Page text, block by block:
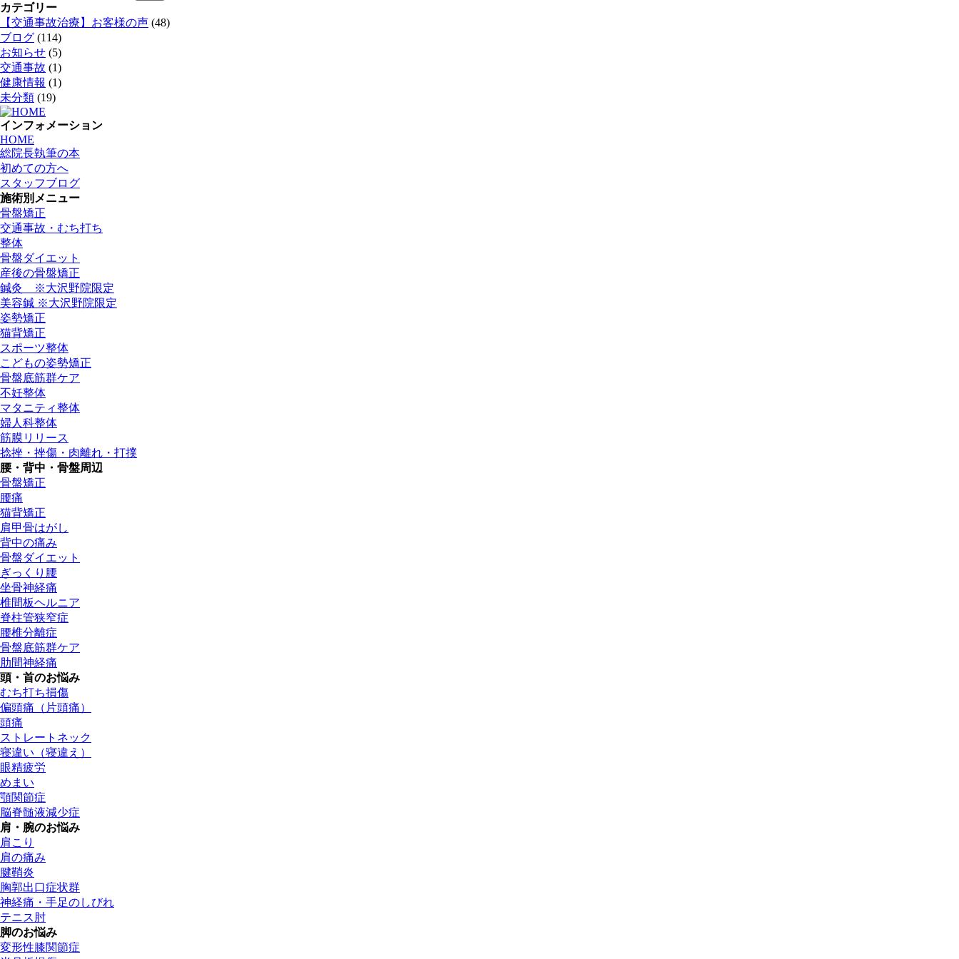
索:
カテゴリー
【交通事故治療】お客様の声 (48)
ブログ (114)
お知らせ (5)
交通事故 (1)
健康情報 (1)
未分類 (19)
インフォメーション
HOME
総院長執筆の本
初めての方へ
スタッフブログ
施術別メニュー
骨盤矯正
交通事故・むち打ち
整体
骨盤ダイエット
産後の骨盤矯正
鍼灸 ※大沢野院限定
美容鍼 ※大沢野院限定
姿勢矯正
猫背矯正
スポーツ整体
こどもの姿勢矯正
骨盤底筋群ケア
不妊整体
マタニティ整体
婦人科整体
筋膜リリース
捻挫・挫傷・肉離れ・打撲
腰・背中・骨盤周辺
骨盤矯正
腰痛
猫背矯正
肩甲骨はがし
背中の痛み
骨盤ダイエット
ぎっくり腰
坐骨神経痛
椎間板ヘルニア
脊柱管狭窄症
腰椎分離症
骨盤底筋群ケア
肋間神経痛
頭・首のお悩み
むち打ち損傷
偏頭痛（片頭痛）
頭痛
ストレートネック
寝違い（寝違え）
眼精疲労
めまい
顎関節症
脳脊髄液減少症
肩・腕のお悩み
肩こり
肩の痛み
腱鞘炎
胸郭出口症状群
神経痛・手足のしびれ
テニス肘
脚のお悩み
変形性膝関節症